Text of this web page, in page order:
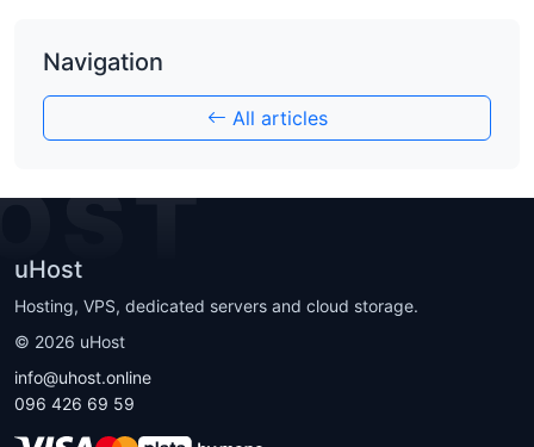
Navigation
All articles
uHost
Hosting, VPS, dedicated servers and cloud storage.
© 2026 uHost
info@uhost.online
096 426 69 59